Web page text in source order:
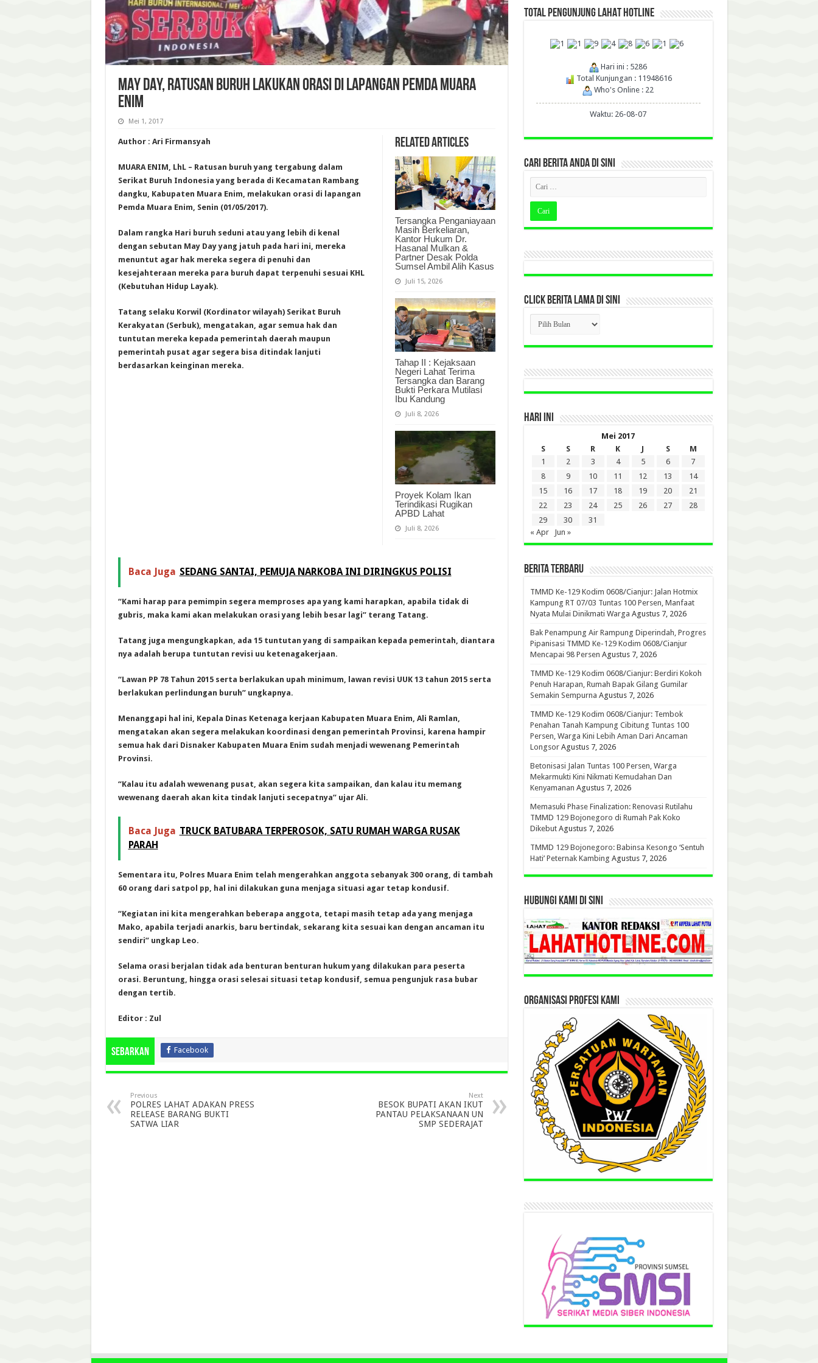
MAY DAY, RATUSAN BURUH LAKUKAN ORASI DI LAPANGAN PEMDA MUARA
ENIM
Mei 1, 2017
Related Articles
Tersangka Penganiayaan
Masih Berkeliaran,
Kantor Hukum Dr.
Hasanal Mulkan &
Partner Desak Polda
Sumsel Ambil Alih Kasus
Juli 15, 2026
Tahap II : Kejaksaan
Negeri Lahat Terima
Tersangka dan Barang
Bukti Perkara Mutilasi
Ibu Kandung
Juli 8, 2026
Proyek Kolam Ikan
Terindikasi Rugikan
APBD Lahat
Juli 8, 2026
Author : Ari Firmansyah
MUARA ENIM, LhL – Ratusan buruh yang tergabung dalam
Serikat Buruh Indonesia yang berada di Kecamatan Rambang
dangku, Kabupaten Muara Enim, melakukan orasi di lapangan
Pemda Muara Enim, Senin (01/05/2017).
Dalam rangka Hari buruh seduni atau yang lebih di kenal
dengan sebutan May Day yang jatuh pada hari ini, mereka
menuntut agar hak mereka segera di penuhi dan
kesejahteraan mereka para buruh dapat terpenuhi sesuai KHL
(Kebutuhan Hidup Layak).
Tatang selaku Korwil (Kordinator wilayah) Serikat Buruh
Kerakyatan (Serbuk), mengatakan, agar semua hak dan
tuntutan mereka kepada pemerintah daerah maupun
pemerintah pusat agar segera bisa ditindak lanjuti
berdasarkan keinginan mereka.
Baca Juga SEDANG SANTAI, PEMUJA NARKOBA INI DIRINGKUS POLISI
“Kami harap para pemimpin segera memproses apa yang kami harapkan, apabila tidak di
gubris, maka kami akan melakukan orasi yang lebih besar lagi” terang Tatang.
Tatang juga mengungkapkan, ada 15 tuntutan yang di sampaikan kepada pemerintah, diantara
nya adalah berupa tuntutan revisi uu ketenagakerjaan.
“Lawan PP 78 Tahun 2015 serta berlakukan upah minimum, lawan revisi UUK 13 tahun 2015 serta
berlakukan perlindungan buruh” ungkapnya.
Menanggapi hal ini, Kepala Dinas Ketenaga kerjaan Kabupaten Muara Enim, Ali Ramlan,
mengatakan akan segera melakukan koordinasi dengan pemerintah Provinsi, karena hampir
semua hak dari Disnaker Kabupaten Muara Enim sudah menjadi wewenang Pemerintah
Provinsi.
“Kalau itu adalah wewenang pusat, akan segera kita sampaikan, dan kalau itu memang
wewenang daerah akan kita tindak lanjuti secepatnya” ujar Ali.
Baca Juga TRUCK BATUBARA TERPEROSOK, SATU RUMAH WARGA RUSAK
PARAH
Sementara itu, Polres Muara Enim telah mengerahkan anggota sebanyak 300 orang, di tambah
60 orang dari satpol pp, hal ini dilakukan guna menjaga situasi agar tetap kondusif.
“Kegiatan ini kita mengerahkan beberapa anggota, tetapi masih tetap ada yang menjaga
Mako, apabila terjadi anarkis, baru bertindak, sekarang kita sesuai kan dengan ancaman itu
sendiri” ungkap Leo.
Selama orasi berjalan tidak ada benturan benturan hukum yang dilakukan para peserta
orasi. Beruntung, hingga orasi selesai situasi tetap kondusif, semua pengunjuk rasa bubar
dengan tertib.
Editor : Zul
Sebarkan Facebook
Previous
POLRES LAHAT ADAKAN PRESS
RELEASE BARANG BUKTI
SATWA LIAR
Next
BESOK BUPATI AKAN IKUT
PANTAU PELAKSANAAN UN
SMP SEDERAJAT
TOTAL PENGUNJUNG LAHAT HOTLINE
Hari ini : 5286
Total Kunjungan : 11948616
Who's Online : 22
Waktu: 26-08-07
CARI BERITA ANDA DI SINI
CLICK BERITA LAMA DI SINI
CLICK
BERITA
LAMA
DI
HARI INI
Mei 2017
S
S R K J S
M
1
2 3 4 5 6
7
8
9 10 11 12 13
14
15
16 17 18 19 20
21
22
23 24 25 26 27
28
29
30
31
« Apr
Jun »
BERITA TERBARU
TMMD Ke-129 Kodim 0608/Cianjur: Jalan Hotmix
Kampung RT 07/03 Tuntas 100 Persen, Manfaat
Nyata Mulai Dinikmati Warga Agustus 7, 2026
Bak Penampung Air Rampung Diperindah, Progres
Pipanisasi TMMD Ke-129 Kodim 0608/Cianjur
Mencapai 98 Persen Agustus 7, 2026
TMMD Ke-129 Kodim 0608/Cianjur: Berdiri Kokoh
Penuh Harapan, Rumah Bapak Gilang Gumilar
Semakin Sempurna Agustus 7, 2026
TMMD Ke-129 Kodim 0608/Cianjur: Tembok
Penahan Tanah Kampung Cibitung Tuntas 100
Persen, Warga Kini Lebih Aman Dari Ancaman
Longsor Agustus 7, 2026
Betonisasi Jalan Tuntas 100 Persen, Warga
Mekarmukti Kini Nikmati Kemudahan Dan
Kenyamanan Agustus 7, 2026
Memasuki Phase Finalization: Renovasi Rutilahu
TMMD 129 Bojonegoro di Rumah Pak Koko
Dikebut Agustus 7, 2026
TMMD 129 Bojonegoro: Babinsa Kesongo ‘Sentuh
Hati’ Peternak Kambing Agustus 7, 2026
HUBUNGI KAMI DI SINI
ORGANISASI PROFESI KAMI